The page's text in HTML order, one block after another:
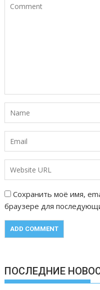
Сохранить моё имя,
браузере для
ПОСЛЕДНИЕ